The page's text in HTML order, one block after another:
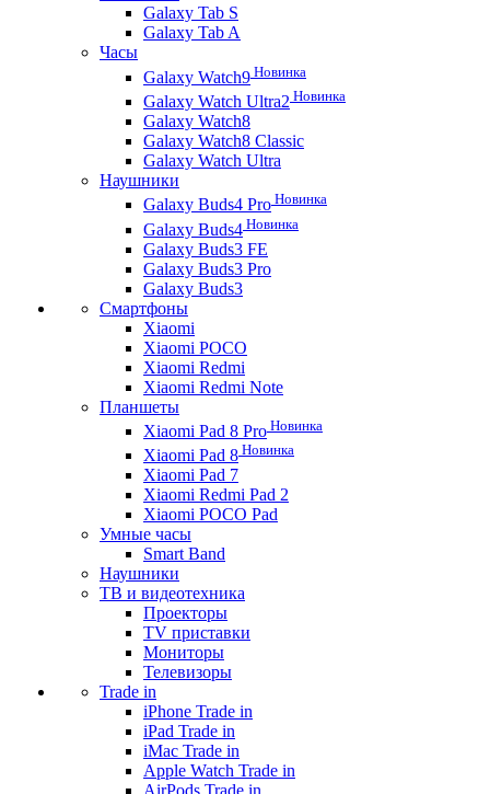
Galaxy Tab S
Galaxy Tab A
Часы
Galaxy Watch9 Новинка
Galaxy Watch Ultra2 Новинка
Galaxy Watch8
Galaxy Watch8 Classic
Galaxy Watch Ultra
Наушники
Galaxy Buds4 Pro Новинка
Galaxy Buds4 Новинка
Galaxy Buds3 FE
Galaxy Buds3 Pro
Galaxy Buds3
Смартфоны
Xiaomi
Xiaomi POCO
Xiaomi Redmi
Xiaomi Redmi Note
Планшеты
Xiaomi Pad 8 Pro Новинка
Xiaomi Pad 8 Новинка
Xiaomi Pad 7
Xiaomi Redmi Pad 2
Xiaomi POCO Pad
Умные часы
Smart Band
Наушники
ТВ и видеотехника
Проекторы
TV приставки
Мониторы
Телевизоры
Trade in
iPhone Trade in
iPad Trade in
iMac Trade in
Apple Watch Trade in